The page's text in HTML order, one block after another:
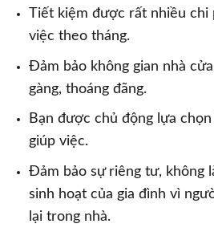
Tiết kiệm được rất nhiều chi
việc theo tháng.
Đảm bảo không gian nhà
gàng, thoáng đãng.
Bạn được chủ động lựa
giúp việc.
Đảm bảo sự riêng tư, không
sinh hoạt của gia đình vì
lại trong nhà.